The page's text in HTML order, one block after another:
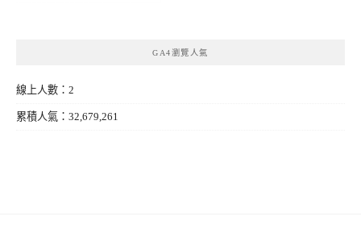
GA4瀏覽人氣
線上人數：2
累積人氣：32,679,261